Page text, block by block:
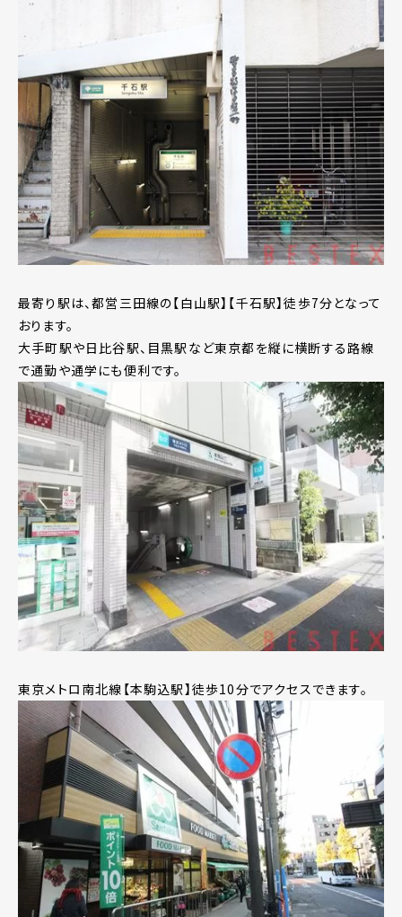
最寄り駅は、都営三田線の【白山駅】【千石駅】徒歩7分となって
おります。
大手町駅や日比谷駅、目黒駅など東京都を縦に横断する路線
で通勤や通学にも便利です。
東京メトロ南北線【本駒込駅】徒歩10分でアクセスできます。